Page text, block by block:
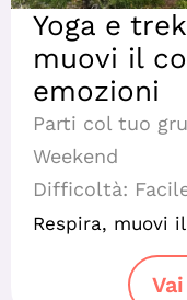
Yoga e
muovi il
emozioni
Parti col tuo
Weekend
Difficoltà:
Respira, muovi